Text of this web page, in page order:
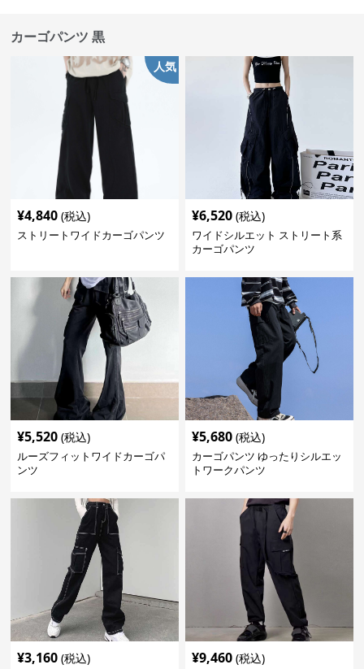
カーゴパンツ 黒
人気
¥4,840 (税込)
ストリートワイドカーゴパンツ
¥6,520 (税込)
ワイドシルエット ストリート系
カーゴパンツ
¥5,520 (税込)
ルーズフィットワイドカーゴパ
ンツ
¥5,680 (税込)
カーゴパンツ ゆったりシルエッ
トワークパンツ
¥3,160 (税込) ¥9,460 (税込)